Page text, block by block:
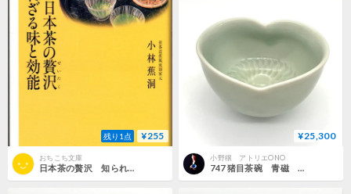
残り1点 ¥255
おちこち文庫
日本茶の贅沢 知られざる味と効能
¥25,300
小野穣 アトリエONO
747 猪目茶碗 青磁 13.1×7.9cm